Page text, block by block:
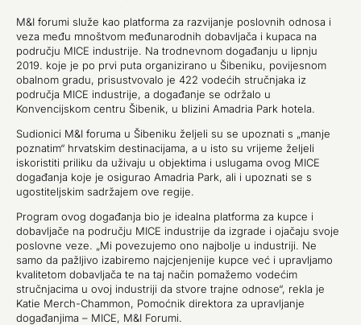
M&I forumi služe kao platforma za razvijanje poslovnih odnosa i
veza među mnoštvom međunarodnih dobavljača i kupaca na
području MICE industrije. Na trodnevnom događanju u lipnju
2019. koje je po prvi puta organizirano u Šibeniku, povijesnom
obalnom gradu, prisustvovalo je 422 vodećih stručnjaka iz
područja MICE industrije, a događanje se održalo u
Konvencijskom centru Šibenik, u blizini Amadria Park hotela.
Sudionici M&I foruma u Šibeniku željeli su se upoznati s „manje
poznatim“ hrvatskim destinacijama, a u isto su vrijeme željeli
iskoristiti priliku da uživaju u objektima i uslugama ovog MICE
događanja koje je osigurao Amadria Park, ali i upoznati se s
ugostiteljskim sadržajem ove regije.
Program ovog događanja bio je idealna platforma za kupce i
dobavljače na području MICE industrije da izgrade i ojačaju svoje
poslovne veze. „Mi povezujemo ono najbolje u industriji. Ne
samo da pažljivo izabiremo najcjenjenije kupce već i upravljamo
kvalitetom dobavljača te na taj način pomažemo vodećim
stručnjacima u ovoj industriji da stvore trajne odnose“, rekla je
Katie Merch-Chammon, Pomoćnik direktora za upravljanje
događanjima – MICE, M&I Forumi.